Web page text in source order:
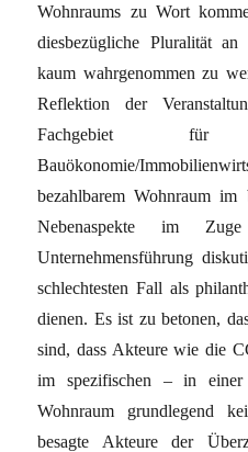
Wohnraums zu Wort
diesbezügliche Pluralität
kaum wahrgenommen zu
Reflektion der
Fachgebiet für
Bauökonomie/
bezahlbarem Wohnraum
Nebenaspekte im Zuge
Unternehmensführung
schlechtesten Fall als
dienen. Es ist zu betonen,
sind, dass Akteure wie die
im spezifischen – in einer
Wohnraum grundlegend
besagte Akteure der